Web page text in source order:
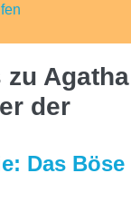
Agatha
der
Das Böse